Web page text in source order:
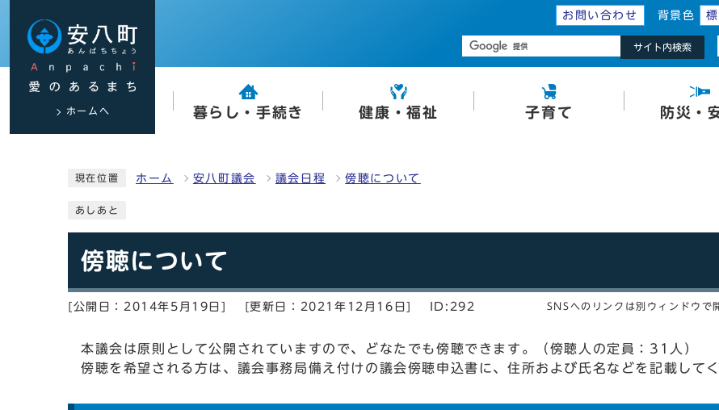
お問い合わせ 背景色
ホームへ
サイト内検索
暮らし・手続き 健康・福祉 子育て 防災・
現在位置 ホーム 安八町議会 議会日程 傍聴について
あしあと
傍聴について
[公開日：2014年5月19日] [更新日：2021年12月16日] ID:292 SNSへのリンクは別ウィンドウで
本議会は原則として公開されていますので、どなたでも傍聴できます。（傍聴人の定員：31人）
傍聴を希望される方は、議会事務局備え付けの議会傍聴申込書に、住所および氏名などを記載してく